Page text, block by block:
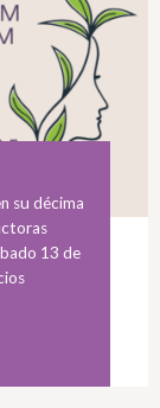
su décima
13 de